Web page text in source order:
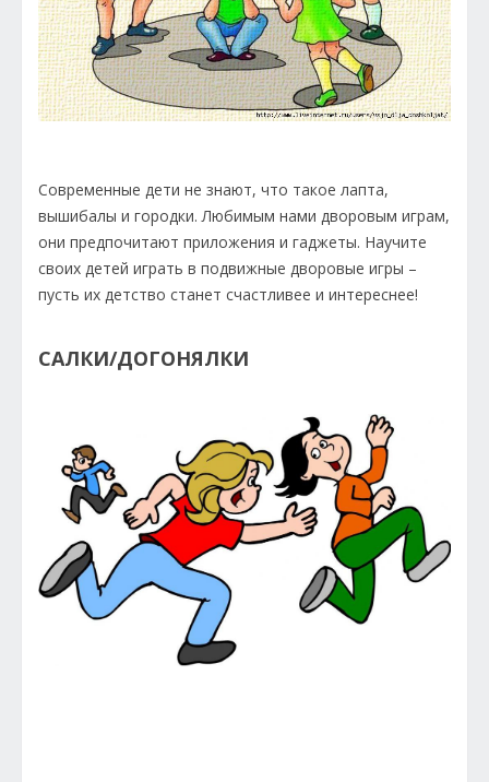
Современные дети не знают, что такое лапта,
вышибалы и городки. Любимым нами дворовым играм,
они предпочитают приложения и гаджеты. Научите
своих детей играть в подвижные дворовые игры –
пусть их детство станет счастливее и интереснее!
САЛКИ/ДОГОНЯЛКИ